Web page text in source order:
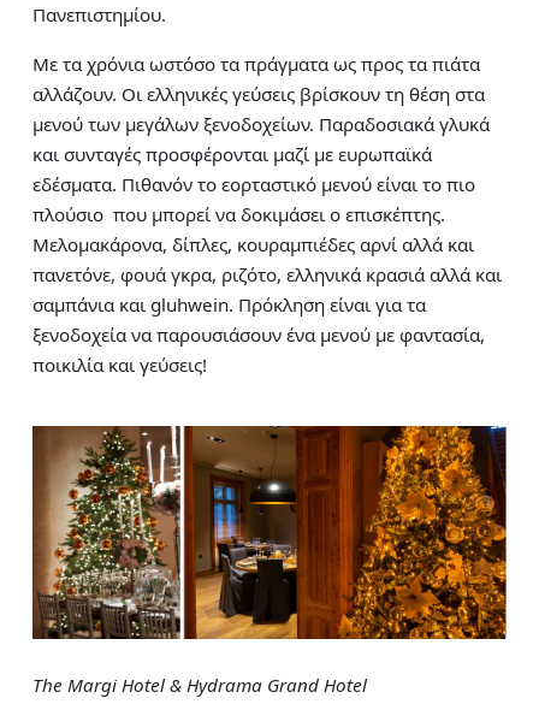
Πανεπιστημίου.
Με τα χρόνια ωστόσο τα πράγματα ως προς τα πιάτα
αλλάζουν. Οι ελληνικές γεύσεις βρίσκουν τη θέση στα
μενού των μεγάλων ξενοδοχείων. Παραδοσιακά γλυκά
και συνταγές προσφέρονται μαζί με ευρωπαϊκά
εδέσματα. Πιθανόν το εορταστικό μενού είναι το πιο
πλούσιο που μπορεί να δοκιμάσει ο επισκέπτης.
Μελομακάρονα, δίπλες, κουραμπιέδες αρνί αλλά και
πανετόνε, φουά γκρα, ριζότο, ελληνικά κρασιά αλλά και
σαμπάνια και gluhwein. Πρόκληση είναι για τα
ξενοδοχεία να παρουσιάσουν ένα μενού με φαντασία,
ποικιλία και γεύσεις!
The Margi Hotel & Hydrama Grand Hotel